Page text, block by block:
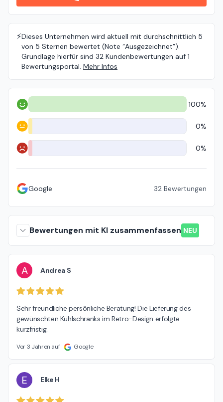
⚡️Dieses Unternehmen wird aktuell mit durchschnittlich 5
von 5 Sternen bewertet (Note “Ausgezeichnet”).
Grundlage hierfür sind 32 Kundenbewertungen auf 1
Bewertungsportal. Mehr Infos
Positiv 100%
Neutral 0%
Negativ 0%
Google 32 Bewertungen
Bewertungen mit KI zusammenfassen NEU
A Andrea S
Sehr freundliche persönliche Beratung! Die Lieferung des
gewünschten Kühlschranks im Retro-Design erfolgte
kurzfristig.
Vor 3 Jahren auf Google
E Elke H